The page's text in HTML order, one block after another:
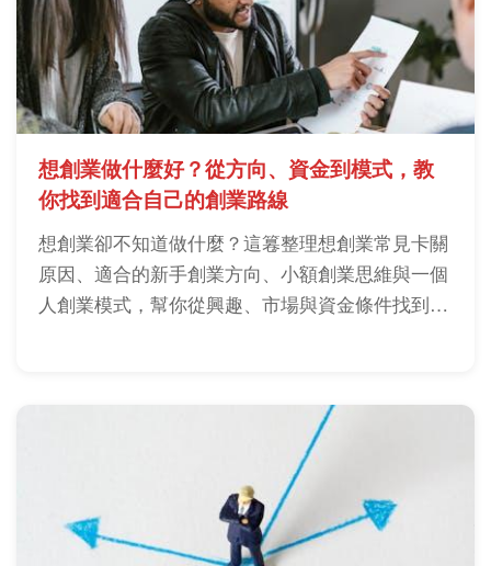
想創業做什麼好？從方向、資金到模式，教
你找到適合自己的創業路線
想創業卻不知道做什麼？這篹整理想創業常見卡關
原因、適合的新手創業方向、小額創業思維與一個
人創業模式，幫你從興趣、市場與資金條件找到真